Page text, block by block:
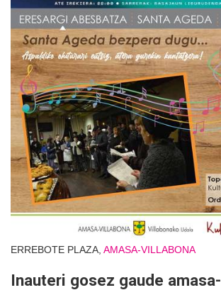
ERREBOTE PLAZA, AMASA-VILLABONA
Inauteri gosez gaude amasa-